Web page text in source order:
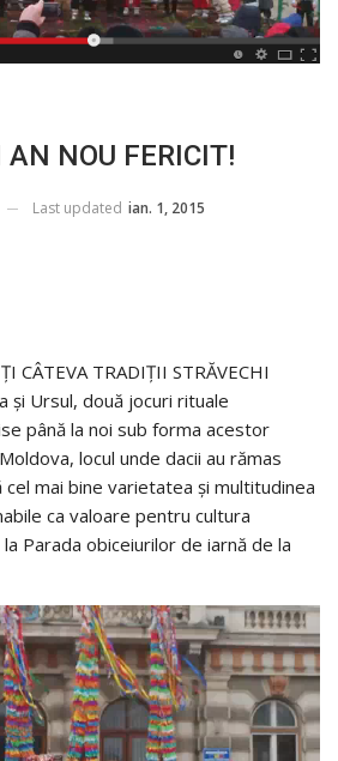
NOU FERICIT!
Last updated ian. 1, 2015
CÂTEVA TRADIŢII STRĂVECHI
şi Ursul, două jocuri rituale
până la noi sub forma acestor
locul unde dacii au rămas
mai bine varietatea şi multitudinea
ca valoare pentru cultura
Parada obiceiurilor de iarnă de la